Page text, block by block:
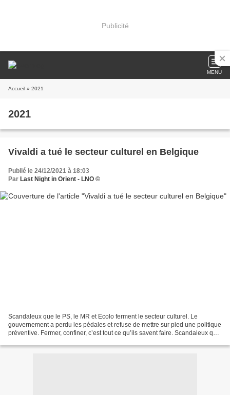
Publicité
MENU
Accueil » 2021
2021
Vivaldi a tué le secteur culturel en Belgique
Publié le 24/12/2021 à 18:03
Par Last Night in Orient - LNO ©
Scandaleux que le PS, le MR et Ecolo ferment le secteur culturel. Le
gouvernement a perdu les pédales et refuse de mettre sur pied une politique
préventive. Fermer, confiner, c’est tout ce qu’ils savent faire. Scandaleux que